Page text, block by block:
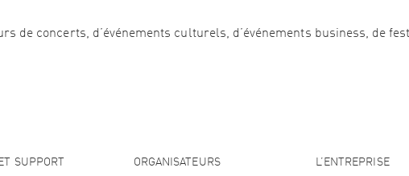
de concerts, d’événements culturels, d’événements business, de
SUPPORT ORGANISATEURS L’ENTREPRISE